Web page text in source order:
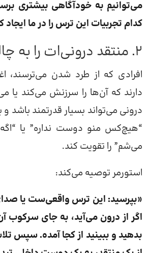
می‌توانیم به خودآگاهی بیشتری
کدام تجربیات این ترس را در ما ایجاد
۲. منتقد درونی‌ات را به چالش بکش
افرادی که از طرد شدن می‌ترسند،
دارند که آن‌ها را سرزنش می‌کند یا
درونی می‌تواند بسیار قدرتمند باشد
“هیچ‌کس منو دوست نداره” یا
می‌شم” را تقویت کند.
استورمر توصیه می‌کند:
«بپرسید: این ترس واقعی‌ست یا
اگر از درون می‌آید، به جای
بدهید و ببینید از کجا آمده. سپس